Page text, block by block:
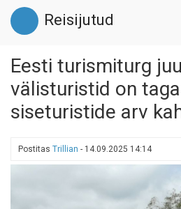
Liigu
edasi
põhisisu
Reisijutud
Eesti turismiturg
välisturistid on
siseturistide arv
Postitas Trillian - 14.09.2025 14:14